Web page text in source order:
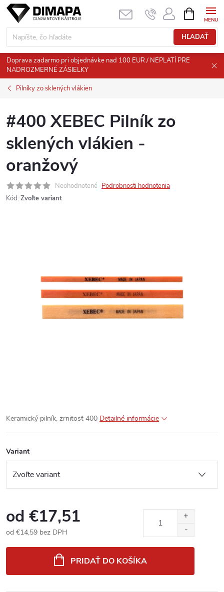
Prejsť
obsah
HĽADAŤ
KOŠÍK
Doprava zadarmo pri objednávke nad 100 EUR / NEPLATÍ PRE
NADROZMERNÉ ZÁSIELKY
Pilníky zo sklených vlákien
#400 XEBEC Pilník zo
sklených vlákien -
oranžový
Neohodnotené Podrobnosti hodnotenia
Kód: Zvoľte variant
Keramický pilník, zrnitosť 400 Detailné informácie
Variant
od €17,51
od €14,59 bez DPH
PRIDAŤ DO KOŠÍKA